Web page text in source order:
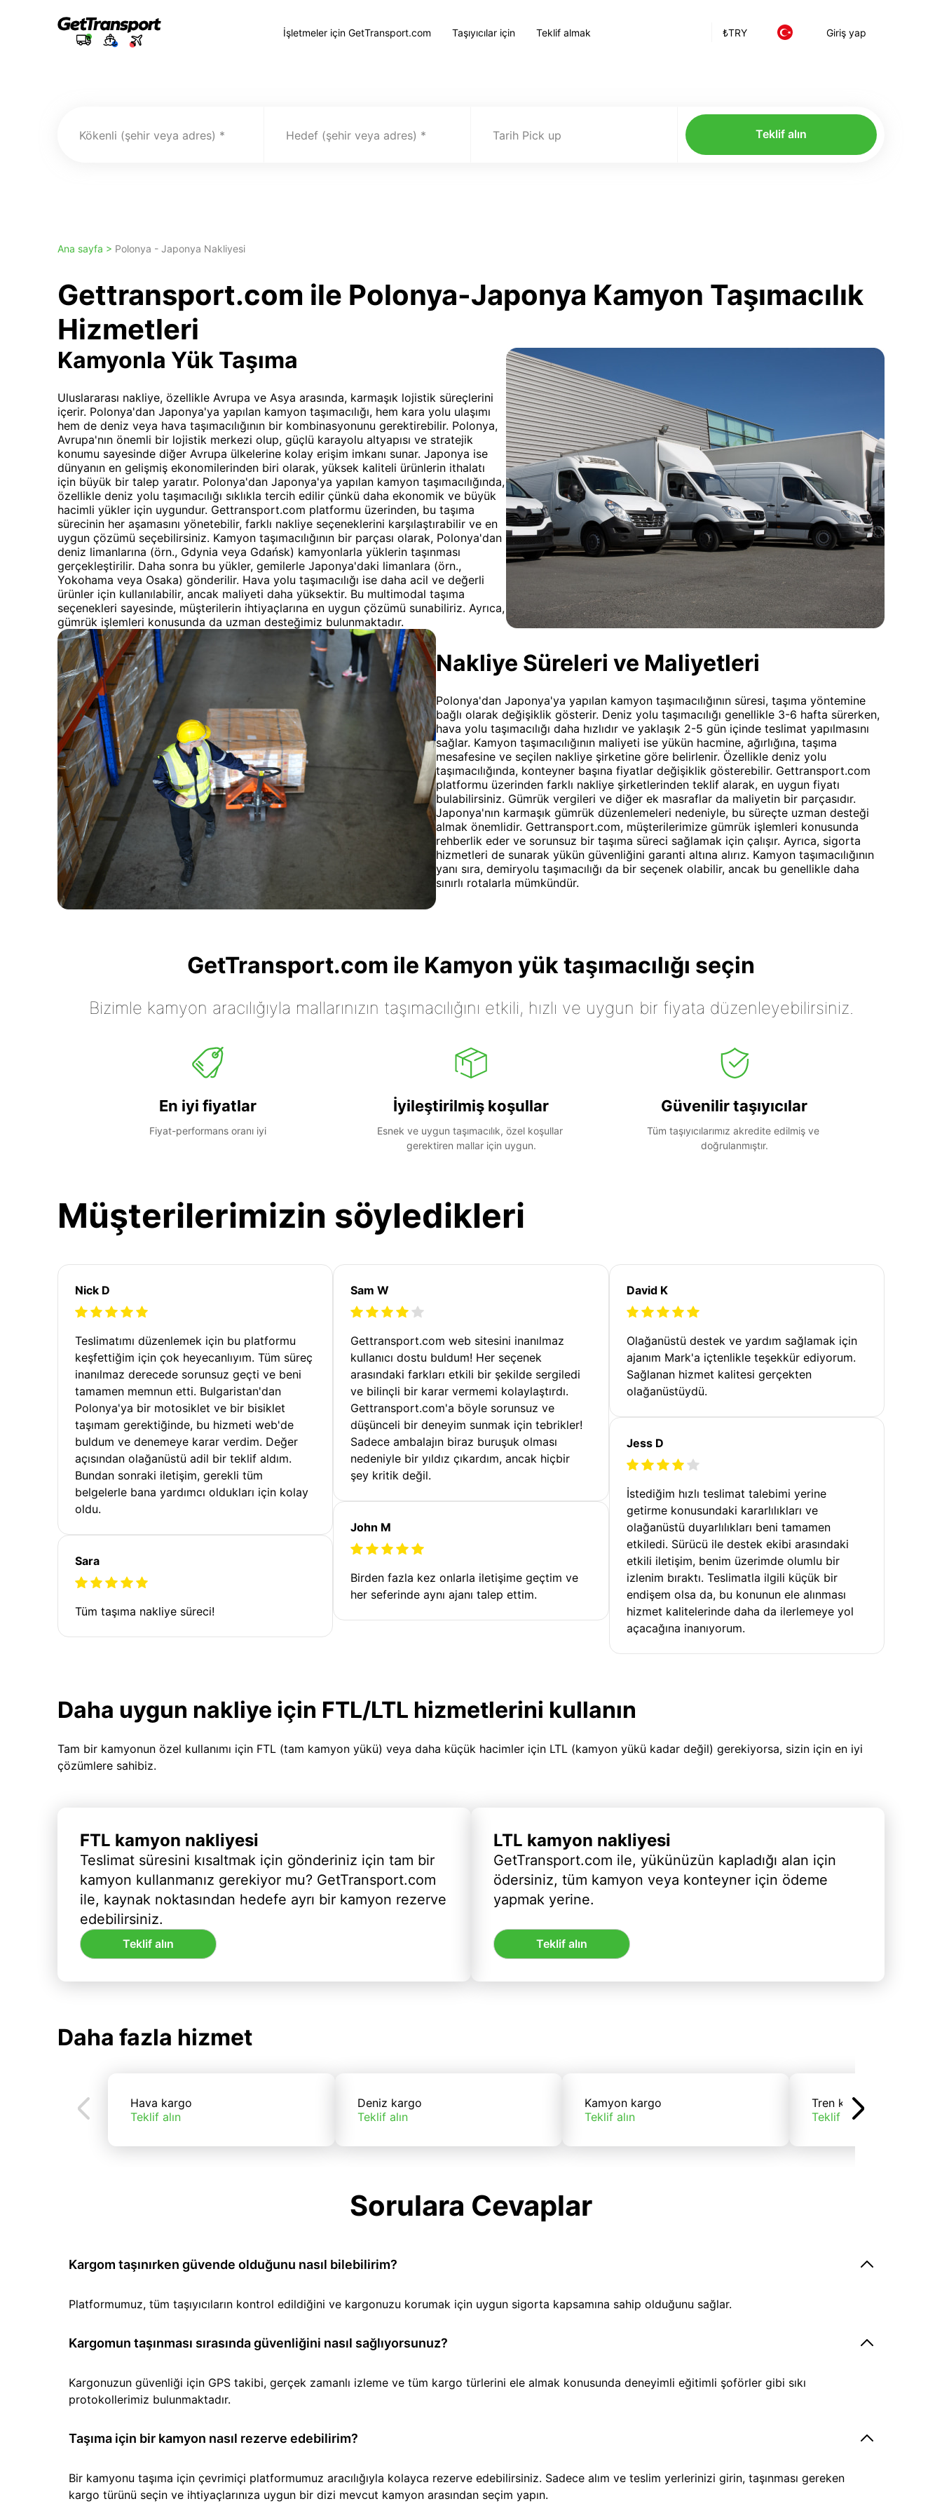
₺TRY Giriş yap
İşletmeler için GetTransport.com Taşıyıcılar için Teklif almak
Kökenli (şehir veya adres) Hedef (şehir veya adres) Tarih Pick up Teklif alın
Ana sayfa > Polonya - Japonya Nakliyesi
Gettransport.com ile Polonya-Japonya Kamyon Taşımacılık
Hizmetleri
Kamyonla Yük Taşıma
Uluslararası nakliye, özellikle Avrupa ve Asya arasında, karmaşık lojistik süreçlerini
içerir. Polonya'dan Japonya'ya yapılan kamyon taşımacılığı, hem kara yolu ulaşımı
hem de deniz veya hava taşımacılığının bir kombinasyonunu gerektirebilir. Polonya,
Avrupa'nın önemli bir lojistik merkezi olup, güçlü karayolu altyapısı ve stratejik
konumu sayesinde diğer Avrupa ülkelerine kolay erişim imkanı sunar. Japonya ise
dünyanın en gelişmiş ekonomilerinden biri olarak, yüksek kaliteli ürünlerin ithalatı
için büyük bir talep yaratır. Polonya'dan Japonya'ya yapılan kamyon taşımacılığında,
özellikle deniz yolu taşımacılığı sıklıkla tercih edilir çünkü daha ekonomik ve büyük
hacimli yükler için uygundur. Gettransport.com platformu üzerinden, bu taşıma
sürecinin her aşamasını yönetebilir, farklı nakliye seçeneklerini karşılaştırabilir ve en
uygun çözümü seçebilirsiniz. Kamyon taşımacılığının bir parçası olarak, Polonya'dan
deniz limanlarına (örn., Gdynia veya Gdańsk) kamyonlarla yüklerin taşınması
gerçekleştirilir. Daha sonra bu yükler, gemilerle Japonya'daki limanlara (örn.,
Yokohama veya Osaka) gönderilir. Hava yolu taşımacılığı ise daha acil ve değerli
ürünler için kullanılabilir, ancak maliyeti daha yüksektir. Bu multimodal taşıma
seçenekleri sayesinde, müşterilerin ihtiyaçlarına en uygun çözümü sunabiliriz. Ayrıca,
gümrük işlemleri konusunda da uzman desteğimiz bulunmaktadır.
Nakliye Süreleri ve Maliyetleri
Polonya'dan Japonya'ya yapılan kamyon taşımacılığının süresi, taşıma yöntemine
bağlı olarak değişiklik gösterir. Deniz yolu taşımacılığı genellikle 3-6 hafta sürerken,
hava yolu taşımacılığı daha hızlıdır ve yaklaşık 2-5 gün içinde teslimat yapılmasını
sağlar. Kamyon taşımacılığının maliyeti ise yükün hacmine, ağırlığına, taşıma
mesafesine ve seçilen nakliye şirketine göre belirlenir. Özellikle deniz yolu
taşımacılığında, konteyner başına fiyatlar değişiklik gösterebilir. Gettransport.com
platformu üzerinden farklı nakliye şirketlerinden teklif alarak, en uygun fiyatı
bulabilirsiniz. Gümrük vergileri ve diğer ek masraflar da maliyetin bir parçasıdır.
Japonya'nın karmaşık gümrük düzenlemeleri nedeniyle, bu süreçte uzman desteği
almak önemlidir. Gettransport.com, müşterilerimize gümrük işlemleri konusunda
rehberlik eder ve sorunsuz bir taşıma süreci sağlamak için çalışır. Ayrıca, sigorta
hizmetleri de sunarak yükün güvenliğini garanti altına alırız. Kamyon taşımacılığının
yanı sıra, demiryolu taşımacılığı da bir seçenek olabilir, ancak bu genellikle daha
sınırlı rotalarla mümkündür.
GetTransport.com ile Kamyon yük taşımacılığı seçin
Bizimle kamyon aracılığıyla mallarınızın taşımacılığını etkili, hızlı ve uygun bir fiyata düzenleyebilirsiniz.
En iyi fiyatlar
Fiyat-performans oranı iyi
İyileştirilmiş koşullar
Esnek ve uygun taşımacılık, özel koşullar
gerektiren mallar için uygun.
Güvenilir taşıyıcılar
Tüm taşıyıcılarımız akredite edilmiş ve
doğrulanmıştır.
Müşterilerimizin söyledikleri
Nick D
Teslimatımı düzenlemek için bu platformu
keşfettiğim için çok heyecanlıyım. Tüm süreç
inanılmaz derecede sorunsuz geçti ve beni
tamamen memnun etti. Bulgaristan'dan
Polonya'ya bir motosiklet ve bir bisiklet
taşımam gerektiğinde, bu hizmeti web'de
buldum ve denemeye karar verdim. Değer
açısından olağanüstü adil bir teklif aldım.
Bundan sonraki iletişim, gerekli tüm
belgelerle bana yardımcı oldukları için kolay
oldu.
Sara
Tüm taşıma nakliye süreci!
Sam W
Gettransport.com web sitesini inanılmaz
kullanıcı dostu buldum! Her seçenek
arasındaki farkları etkili bir şekilde sergiledi
ve bilinçli bir karar vermemi kolaylaştırdı.
Gettransport.com'a böyle sorunsuz ve
düşünceli bir deneyim sunmak için tebrikler!
Sadece ambalajın biraz buruşuk olması
nedeniyle bir yıldız çıkardım, ancak hiçbir
şey kritik değil.
John M
Birden fazla kez onlarla iletişime geçtim ve
her seferinde aynı ajanı talep ettim.
David K
Olağanüstü destek ve yardım sağlamak için
ajanım Mark'a içtenlikle teşekkür ediyorum.
Sağlanan hizmet kalitesi gerçekten
olağanüstüydü.
Jess D
İstediğim hızlı teslimat talebimi yerine
getirme konusundaki kararlılıkları ve
olağanüstü duyarlılıkları beni tamamen
etkiledi. Sürücü ile destek ekibi arasındaki
etkili iletişim, benim üzerimde olumlu bir
izlenim bıraktı. Teslimatla ilgili küçük bir
endişem olsa da, bu konunun ele alınması
hizmet kalitelerinde daha da ilerlemeye yol
açacağına inanıyorum.
Daha uygun nakliye için FTL/LTL hizmetlerini kullanın
Tam bir kamyonun özel kullanımı için FTL (tam kamyon yükü) veya daha küçük hacimler için LTL (kamyon yükü kadar değil) gerekiyorsa, sizin için en iyi
çözümlere sahibiz.
FTL kamyon nakliyesi
Teslimat süresini kısaltmak için gönderiniz için tam bir
kamyon kullanmanız gerekiyor mu? GetTransport.com
ile, kaynak noktasından hedefe ayrı bir kamyon rezerve
edebilirsiniz.
Teklif alın
LTL kamyon nakliyesi
GetTransport.com ile, yükünüzün kapladığı alan için
ödersiniz, tüm kamyon veya konteyner için ödeme
yapmak yerine.
Teklif alın
Daha fazla hizmet
Hava kargo
Teklif alın
Deniz kargo
Teklif alın
Kamyon kargo
Teklif alın
Tren kargo
Teklif alın
Sorulara Cevaplar
Kargom taşınırken güvende olduğunu nasıl bilebilirim?
Platformumuz, tüm taşıyıcıların kontrol edildiğini ve kargonuzu korumak için uygun sigorta kapsamına sahip olduğunu sağlar.
Kargomun taşınması sırasında güvenliğini nasıl sağlıyorsunuz?
Kargonuzun güvenliği için GPS takibi, gerçek zamanlı izleme ve tüm kargo türlerini ele almak konusunda deneyimli eğitimli şoförler gibi sıkı
protokollerimiz bulunmaktadır.
Taşıma için bir kamyon nasıl rezerve edebilirim?
Bir kamyonu taşıma için çevrimiçi platformumuz aracılığıyla kolayca rezerve edebilirsiniz. Sadece alım ve teslim yerlerinizi girin, taşınması gereken
kargo türünü seçin ve ihtiyaçlarınıza uygun bir dizi mevcut kamyon arasından seçim yapın.